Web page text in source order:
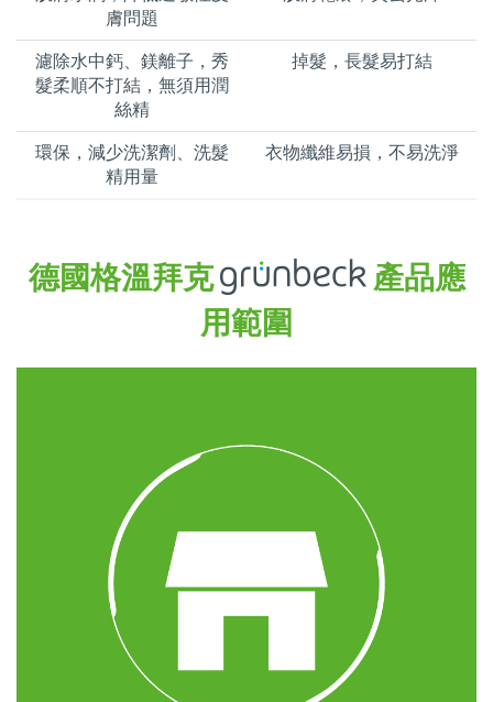
膚問題
濾除水中鈣、鎂離子，秀
髮柔順不打結，無須用潤
絲精
掉髮，長髮易打結
環保，減少洗潔劑、洗髮
精用量
衣物纖維易損，不易洗淨
德國格溫拜克
產品應
用範圍